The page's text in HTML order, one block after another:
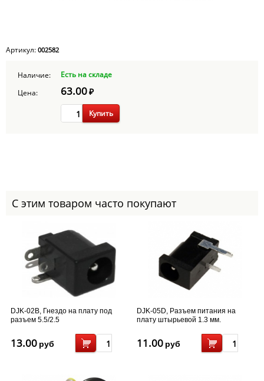
Артикул: 002582
Наличие:
Есть на складе
Цена:
63.00₽
Купить
С этим товаром часто покупают
DJK-02В, Гнездо на плату под
разъем 5.5/2.5
13.00 руб
DJK-05D, Разъем питания на
плату штырьевой 1.3 мм.
11.00 руб